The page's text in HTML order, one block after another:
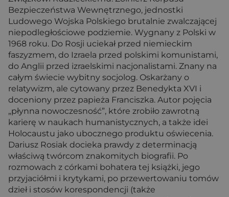
Bezpieczeństwa Wewnętrznego, jednostki
Ludowego Wojska Polskiego brutalnie zwalczającej
niepodległościowe podziemie. Wygnany z Polski w
1968 roku. Do Rosji uciekał przed niemieckim
faszyzmem, do Izraela przed polskimi komunistami,
do Anglii przed izraelskimi nacjonalistami. Znany na
całym świecie wybitny socjolog. Oskarżany o
relatywizm, ale cytowany przez Benedykta XVI i
doceniony przez papieża Franciszka. Autor pojęcia
„płynna nowoczesność”, które zrobiło zawrotną
karierę w naukach humanistycznych, a także idei
Holocaustu jako ubocznego produktu oświecenia.
Dariusz Rosiak docieka prawdy z determinacją
właściwą twórcom znakomitych biografii. Po
rozmowach z córkami bohatera tej książki, jego
przyjaciółmi i krytykami, po przewertowaniu tomów
dzieł i stosów korespondencji (także